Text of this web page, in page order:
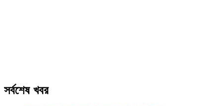
সর্বশেষ খবর